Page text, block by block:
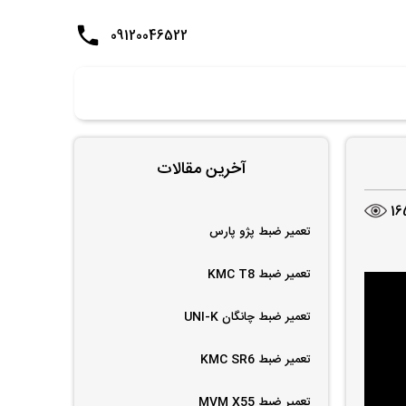
09120046522
آخرین مقالات
تعمیر ضبط پژو پارس
تعمیر ضبط KMC T8
تعمیر ضبط چانگان UNI-K
تعمیر ضبط KMC SR6